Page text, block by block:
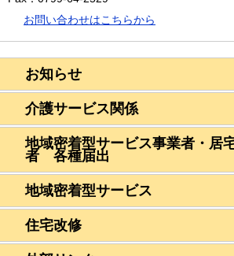
お知らせ
介護サービス関係
地域密着型サービス事業者・居
者 各種届出
地域密着型サービス
住宅改修
お問い合わせはこちらから